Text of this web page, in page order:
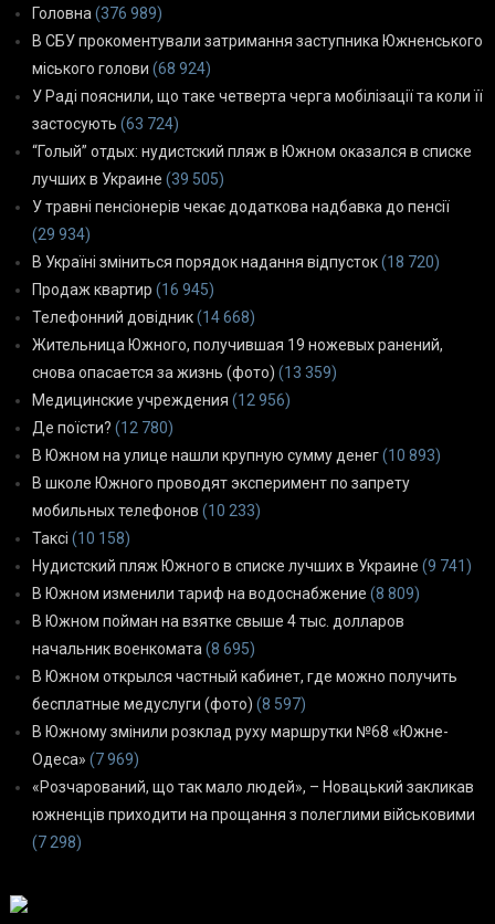
Головна (376 989)
В СБУ прокоментували затримання заступника Южненського
міського голови (68 924)
У Раді пояснили, що таке четверта черга мобілізації та коли її
застосують (63 724)
“Голый” отдых: нудистский пляж в Южном оказался в списке
лучших в Украине (39 505)
У травні пенсіонерів чекає додаткова надбавка до пенсії
(29 934)
В Україні зміниться порядок надання відпусток(18 720)
Продаж квартир (16 945)
Телефонний довідник(14 668)
Жительница Южного, получившая 19 ножевых ранений,
снова опасается за жизнь (фото) (13 359)
Медицинские учреждения (12 956)
Де поїсти? (12 780)
В Южном на улице нашли крупную сумму денег(10 893)
В школе Южного проводят эксперимент по запрету
мобильных телефонов (10 233)
Таксі (10 158)
Нудистский пляж Южного в списке лучших в Украине (9 741)
В Южном изменили тариф на водоснабжение (8 809)
В Южном пойман на взятке свыше 4 тыс. долларов
начальник военкомата (8 695)
В Южном открылся частный кабинет, где можно получить
бесплатные медуслуги (фото) (8 597)
В Южному змінили розклад руху маршрутки №68 «Южне-
Одеса» (7 969)
«Розчарований, що так мало людей», – Новацький закликав
южненців приходити на прощання з полеглими військовими
(7 298)